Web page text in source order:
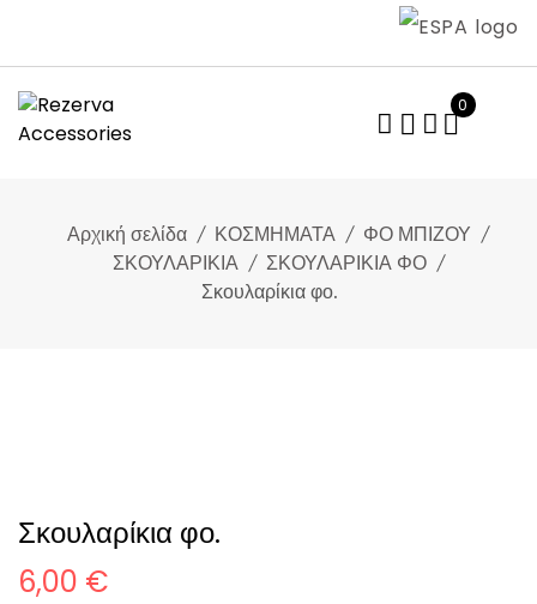
content
0
Αρχική σελίδα ΚΟΣΜΗΜΑΤΑ
ΦΟ ΜΠΙΖΟΥ
ΣΚΟΥΛΑΡΙΚΙΑ
ΣΚΟΥΛΑΡΙΚΙΑ ΦΟ
Σκουλαρίκια φο.
Σκουλαρίκια φο.
6,00 €